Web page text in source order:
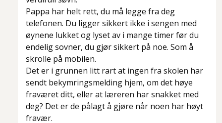
Pappa har helt rett, du må legge fra deg
telefonen. Du ligger sikkert ikke i sengen med
øynene lukket og lyset av i mange timer før du
endelig sovner, du gjør sikkert på noe. Som å
skrolle på mobilen.
Det er i grunnen litt rart at ingen fra skolen har
sendt bekymringsmelding hjem, om det høye
fraværet ditt, eller at læreren har snakket med
deg? Det er de pålagt å gjøre når noen har høyt
fravær.